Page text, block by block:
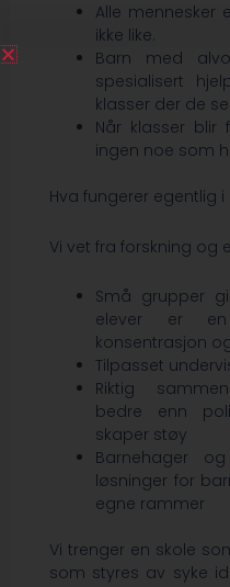
Alle mennesker
ikke like.
Barn med
spesialisert
klasser der de
Når klasser
ingen noe som
Hva fungerer egentlig
Vi vet fra forskning og
Små grupper
elever er
konsentrasjon
Tilpasset
Riktig
bedre enn
skaper støy
Barnehager
løsninger for
egne rammer
Vi trenger en skole
som styres av syke